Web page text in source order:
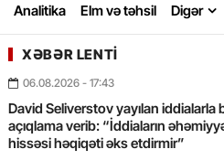
Analitika Elm və təhsil Digər
XƏBƏR LENTI
06.08.2026 - 17:43
David Seliverstov yayılan iddialarla
açıqlama verib: “İddiaların
hissəsi həqiqəti əks etdirmir”